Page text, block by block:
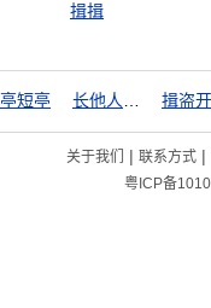
揖揖
短亭 揖盗
关于我们 | 联系方式|
粤ICP备